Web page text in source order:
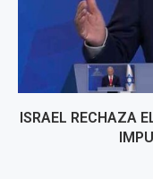
ISRAEL RECHAZA